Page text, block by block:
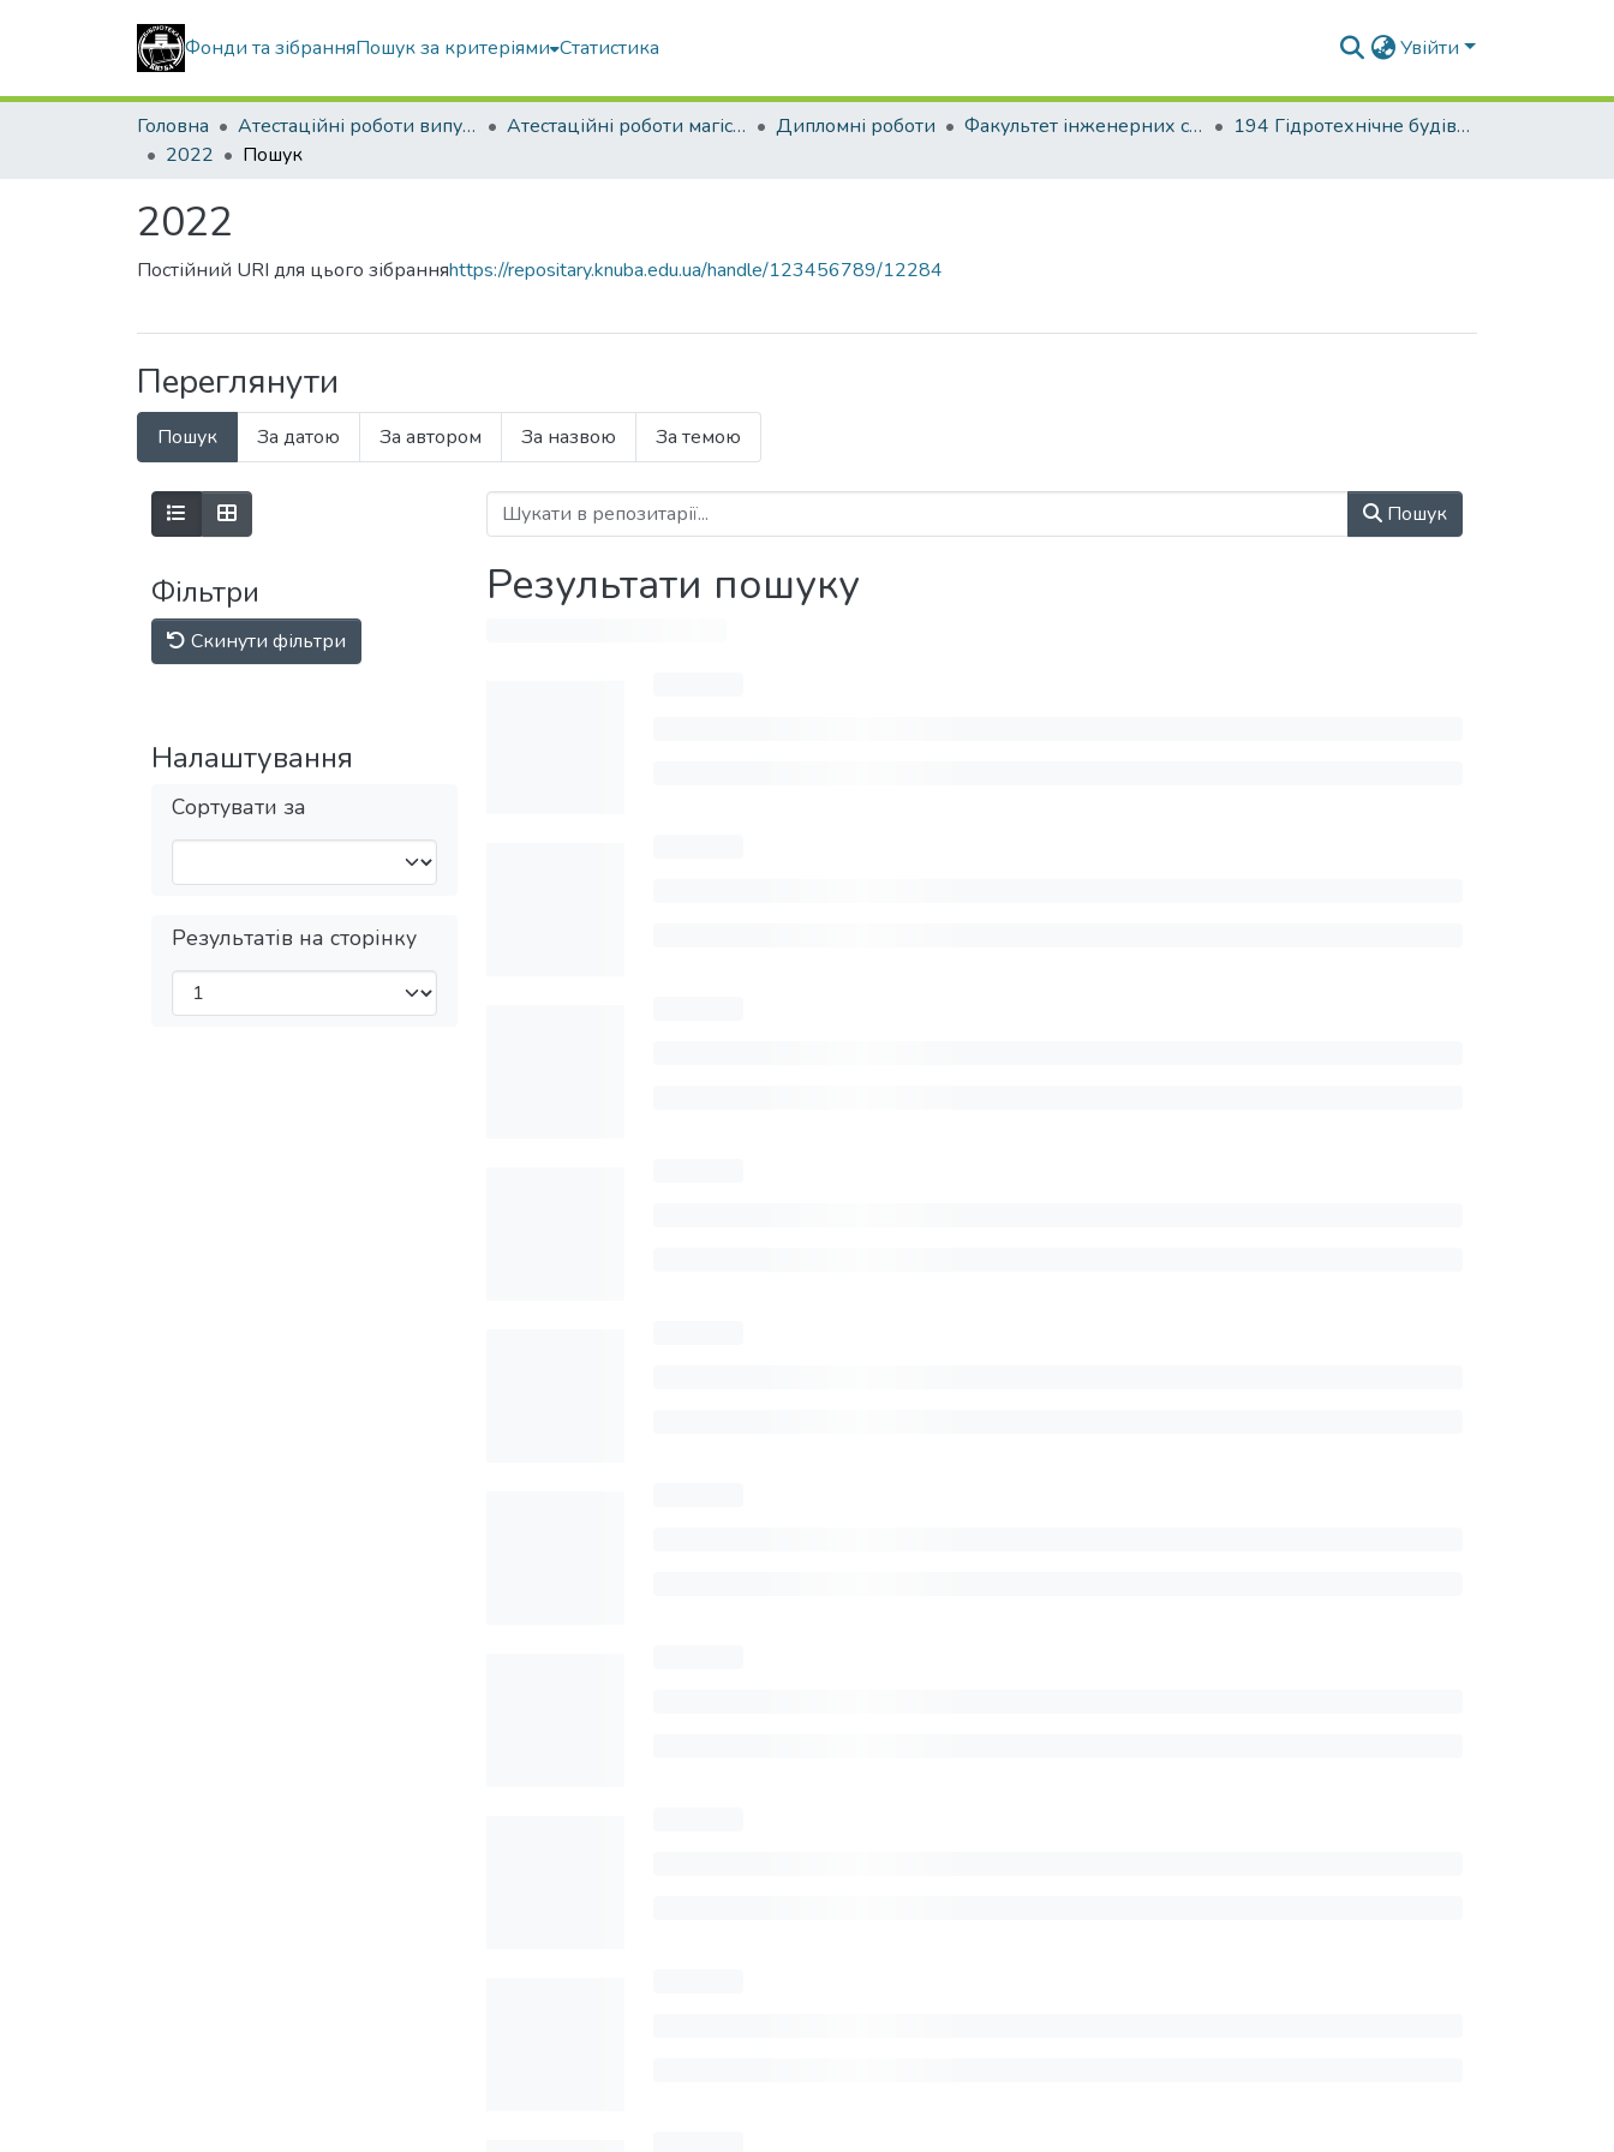
Фонди та зібранняПошук за критеріями Статистика Увійти
Головна Атестаційні роботи випускників Атестаційні роботи магістрів Дипломні роботи Факультет інженерних систем та екології
194 Гідротехнічне будівництво, водна інженерія та водні технології. Водогосподарське будівництво і управління водними ресурсами та системами
2022
Пошук
2022
Постійний URI для цього зібранняhttps://repositary.knuba.edu.ua/handle/123456789/12284
Переглянути
Пошук За датою За автором За назвою За темою
Фільтри
Скинути фільтри
Налаштування
Сортувати за
Результатів на сторінку
Пошук
Результати пошуку